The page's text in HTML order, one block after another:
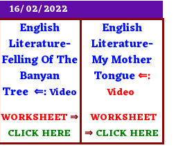
16/ 02/ 2022
English
Literature-
Felling Of The
Banyan
Tree⇐:Video
WORKSHEET⇒
CLICK HERE
English
Literature-
My Mother
Tongue⇐:
Video
WORKSHEET
⇒ CLICK HERE